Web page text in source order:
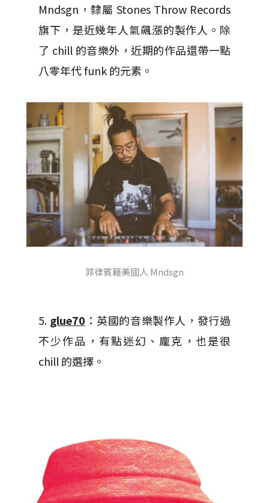
Mndsgn，隸屬 Stones Throw Records
旗下，是近幾年人氣飆漲的製作人。除
了 chill 的音樂外，近期的作品還帶一點
八零年代 funk 的元素。
菲律賓籍美國人 Mndsgn
5. glue70 ：英國的音樂製作人，發行過
不少作品，有點迷幻、龐克，也是很
chill 的選擇。